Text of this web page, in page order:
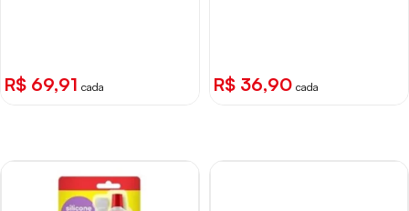
R$ 69,91 cada R$ 36,90 cada